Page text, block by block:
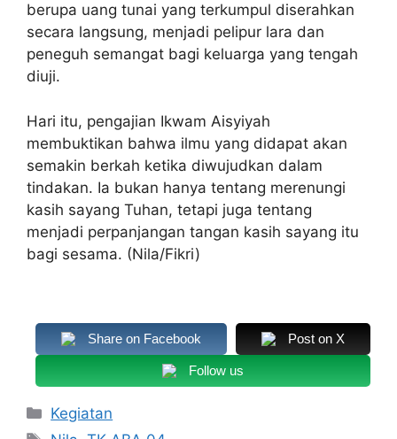
berupa uang tunai yang terkumpul diserahkan
secara langsung, menjadi pelipur lara dan
peneguh semangat bagi keluarga yang tengah
diuji.
Hari itu, pengajian Ikwam Aisyiyah
membuktikan bahwa ilmu yang didapat akan
semakin berkah ketika diwujudkan dalam
tindakan. Ia bukan hanya tentang merenungi
kasih sayang Tuhan, tetapi juga tentang
menjadi perpanjangan tangan kasih sayang itu
bagi sesama. (Nila/Fikri)
Share on Facebook Post on X
Follow us
Kategori
Kegiatan